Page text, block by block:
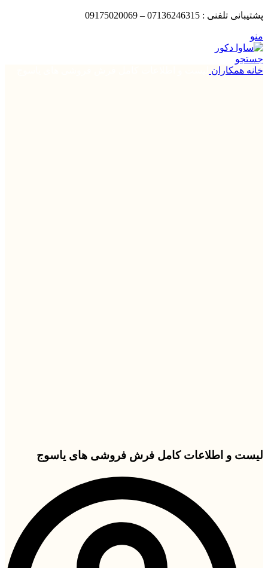
پشتیبانی تلفنی : 07136246315 – 09175020069
منو
جستجو
خانه همکاران
لیست و اطلاعات کامل فرش فروشی های یاسوج